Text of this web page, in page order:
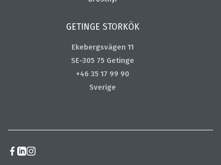
GETINGE STORKÖK
Ekebergsvägen 11
SE-305 75 Getinge
+46 35 17 99 90
Sverige